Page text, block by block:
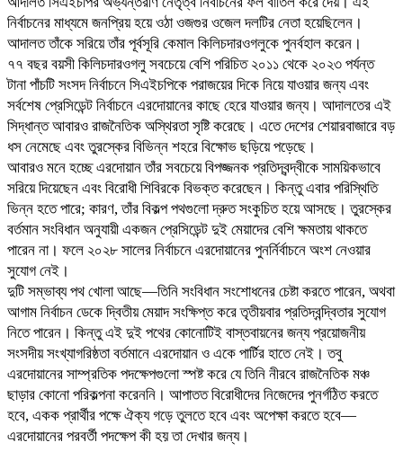
নির্বাচনের মাধ্যমে জনপ্রিয় হয়ে ওঠা ওজগুর ওজেল দলটির নেতা হয়েছিলেন।
আদালত তাঁকে সরিয়ে তাঁর পূর্বসূরি কেমাল কিলিচদারওগলুকে পুনর্বহাল করেন।
৭৭ বছর বয়সী কিলিচদারওগলু সবচেয়ে বেশি পরিচিত ২০১১ থেকে ২০২৩ পর্যন্ত
টানা পাঁচটি সংসদ নির্বাচনে সিএইচপিকে পরাজয়ের দিকে নিয়ে যাওয়ার জন্য এবং
সর্বশেষ প্রেসিডেন্ট নির্বাচনে এরদোয়ানের কাছে হেরে যাওয়ার জন্য। আদালতের এই
সিদ্ধান্ত আবারও রাজনৈতিক অস্থিরতা সৃষ্টি করেছে। এতে দেশের শেয়ারবাজারে বড়
ধস নেমেছে এবং তুরস্কের বিভিন্ন শহরে বিক্ষোভ ছড়িয়ে পড়েছে।
আবারও মনে হচ্ছে এরদোয়ান তাঁর সবচেয়ে বিপজ্জনক প্রতিদ্বন্দ্বীকে সাময়িকভাবে
সরিয়ে দিয়েছেন এবং বিরোধী শিবিরকে বিভক্ত করেছেন। কিন্তু এবার পরিস্থিতি
ভিন্ন হতে পারে; কারণ, তাঁর বিকল্প পথগুলো দ্রুত সংকুচিত হয়ে আসছে। তুরস্কের
বর্তমান সংবিধান অনুযায়ী একজন প্রেসিডেন্ট দুই মেয়াদের বেশি ক্ষমতায় থাকতে
পারেন না। ফলে ২০২৮ সালের নির্বাচনে এরদোয়ানের পুনর্নির্বাচনে অংশ নেওয়ার
সুযোগ নেই।
দুটি সম্ভাব্য পথ খোলা আছে—তিনি সংবিধান সংশোধনের চেষ্টা করতে পারেন, অথবা
আগাম নির্বাচন ডেকে দ্বিতীয় মেয়াদ সংক্ষিপ্ত করে তৃতীয়বার প্রতিদ্বন্দ্বিতার সুযোগ
নিতে পারেন। কিন্তু এই দুই পথের কোনোটিই বাস্তবায়নের জন্য প্রয়োজনীয়
সংসদীয় সংখ্যাগরিষ্ঠতা বর্তমানে এরদোয়ান ও একে পার্টির হাতে নেই। তবু
এরদোয়ানের সাম্প্রতিক পদক্ষেপগুলো স্পষ্ট করে যে তিনি নীরবে রাজনৈতিক মঞ্চ
ছাড়ার কোনো পরিকল্পনা করেননি। আপাতত বিরোধীদের নিজেদের পুনর্গঠিত করতে
হবে, একক প্রার্থীর পক্ষে ঐক্য গড়ে তুলতে হবে এবং অপেক্ষা করতে হবে—
এরদোয়ানের পরবর্তী পদক্ষেপ কী হয় তা দেখার জন্য।